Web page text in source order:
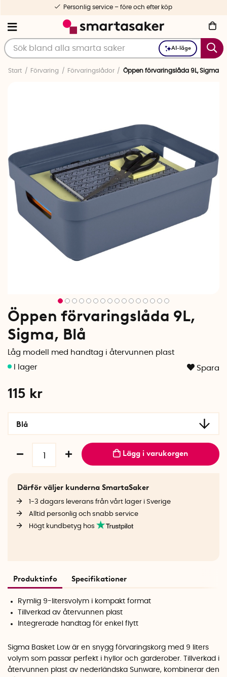
AI-läge
Personlig service – före och efter köp
Start Förvaring Förvaringslådor Öppen förvaringslåda 9L, Sigma
Öppen förvaringslåda 9L,
Sigma, Blå
Låg modell med handtag i återvunnen plast
Spara
115 kr
Blå
Lägg i varukorgen
Därför väljer kunderna SmartaSaker
1-3 dagars leverans från vårt lager i Sverige
Alltid personlig och snabb service
Högt kundbetyg hos
Produktinfo Specifikationer
Rymlig 9-litersvolym i kompakt format
Tillverkad av återvunnen plast
Integrerade handtag för enkel flytt
Sigma Basket Low är en snygg förvaringskorg med 9 liters
volym som passar perfekt i hyllor och garderober. Tillverkad i
återvunnen plast av nederländska Sunware, kombinerar den